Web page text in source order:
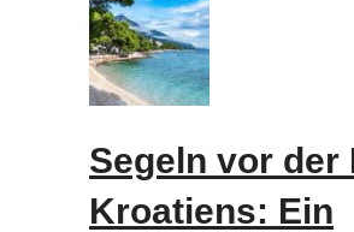
Segeln vor der
Kroatiens: Ein